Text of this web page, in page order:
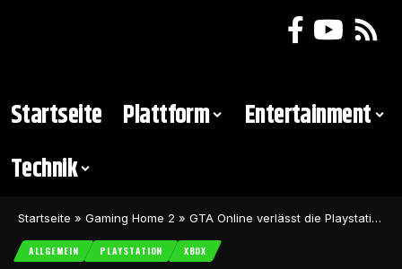
Startseite Plattform
Entertainment
Technik
Startseite » Gaming Home 2 » GTA Online verlässt die Playstation 4 und Xbox One
ALLGEMEIN PLAYSTATION XBOX